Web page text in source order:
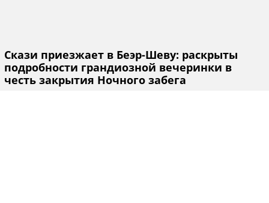
Скази приезжает в Беэр-Шеву: раскрыты
подробности грандиозной вечеринки в
честь закрытия Ночного забега